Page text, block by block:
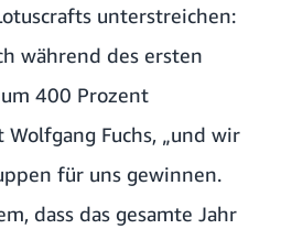
unterstreichen:
während des ersten
400 Prozent
Fuchs, „und wir
für uns gewinnen.
dass das gesamte Jahr